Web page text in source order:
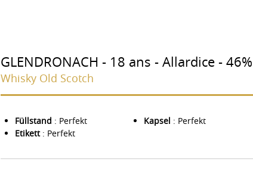
GLENDRONACH - 18 ans - Allardice - 46%
Whisky Old Scotch
Füllstand : Perfekt
Etikett: Perfekt
Kapsel : Perfekt